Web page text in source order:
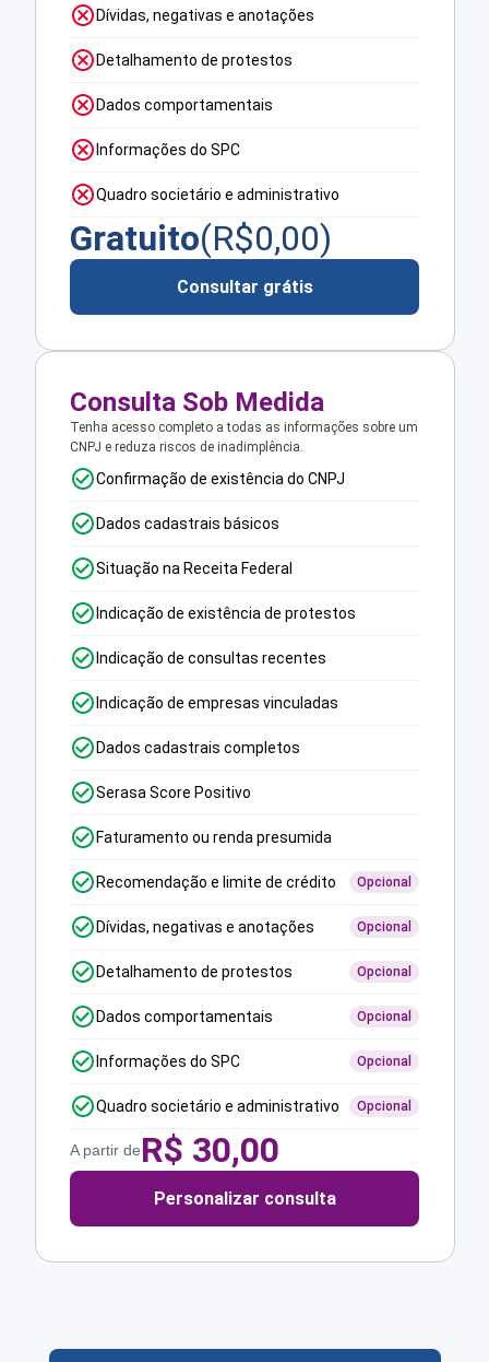
Dívidas, negativas e anotações
Detalhamento de protestos
Dados comportamentais
Informações do SPC
Quadro societário e administrativo
Gratuito(R$0,00)
Consultar grátis
Consulta Sob Medida
Tenha acesso completo a todas as informações sobre um
CNPJ e reduza riscos de inadimplência.
Confirmação de existência do CNPJ
Dados cadastrais básicos
Situação na Receita Federal
Indicação de existência de protestos
Indicação de consultas recentes
Indicação de empresas vinculadas
Dados cadastrais completos
Serasa Score Positivo
Faturamento ou renda presumida
Recomendação e limite de crédito Opcional
Dívidas, negativas e anotações Opcional
Detalhamento de protestos Opcional
Dados comportamentais Opcional
Informações do SPC Opcional
Quadro societário e administrativo Opcional
A partir deR$ 30,00
Personalizar consulta